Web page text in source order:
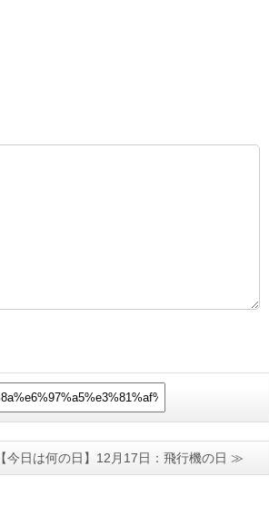
【今日は何の日】12月17日：飛行機の日 ≫